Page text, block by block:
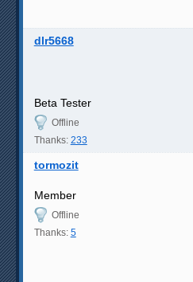
dlr5668
Beta Tester
Offline
Thanks: 233
tormozit
Member
Offline
Thanks: 5